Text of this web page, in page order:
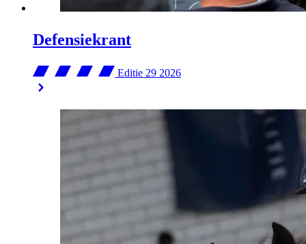
Defensiekrant
Editie 29 2026